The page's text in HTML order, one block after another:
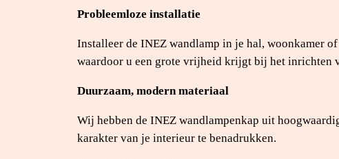
Probleemloze installatie
Installeer de INEZ wandlamp in je hal, woonkamer
waardoor u een grote vrijheid krijgt bij het inrichten
Duurzaam, modern materiaal
Wij hebben de INEZ wandlampenkap uit
karakter van je interieur te benadrukken.